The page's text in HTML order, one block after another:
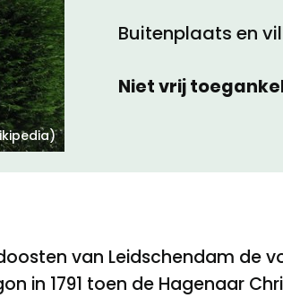
Buitenplaats en
Niet vrij
van Leidschendam de
in 1791 toen de Hagenaar